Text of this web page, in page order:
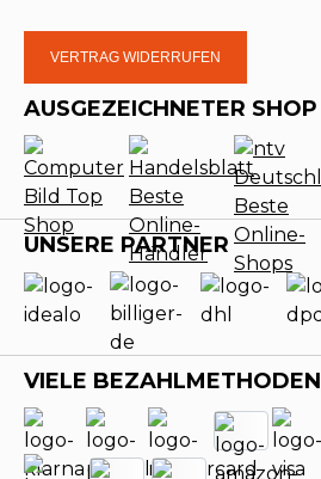
VERTRAG WIDERRUFEN
AUSGEZEICHNETER SHOP
UNSERE PARTNER
VIELE BEZAHLMETHODEN